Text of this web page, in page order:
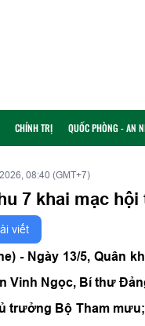
CHÍNH TRỊ QUỐC PHÒNG - AN
08:40 (GMT+7)
7 khai mạc
viết
- Ngày 13/5, Quân
Vinh Ngọc, Bí thư
trưởng Bộ Tham